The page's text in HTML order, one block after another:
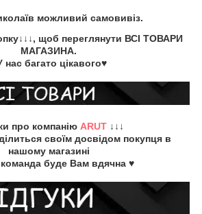
можливий самовивіз.
↓↓↓, щоб переглянути ВСІ ТОВАРИ
МАГАЗИНА.
нас багато цікавого♥
про компанію ARUT ↓↓↓
своїм досвідомпокупця в
нашому магазині
буде Вам вдячна ♥